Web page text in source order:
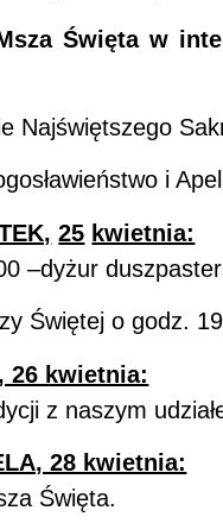
Święta w
Najświętszego
i
25 kwietnia:
–dyżur
Świętej o godz.
26 kwietnia:
z naszym
28 kwietnia:
Święta.